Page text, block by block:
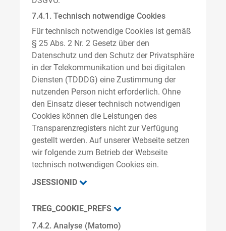
7.4.1. Technisch notwendige Cookies
Für technisch notwendige Cookies ist gemäß
§ 25 Abs. 2 Nr. 2 Gesetz über den
Datenschutz und den Schutz der Privatsphäre
in der Telekommunikation und bei digitalen
Diensten (TDDDG) eine Zustimmung der
nutzenden Person nicht erforderlich. Ohne
den Einsatz dieser technisch notwendigen
Cookies können die Leistungen des
Transparenzregisters nicht zur Verfügung
gestellt werden. Auf unserer Webseite setzen
wir folgende zum Betrieb der Webseite
technisch notwendigen Cookies ein.
JSESSIONID
TREG_COOKIE_PREFS
7.4.2. Analyse (Matomo)